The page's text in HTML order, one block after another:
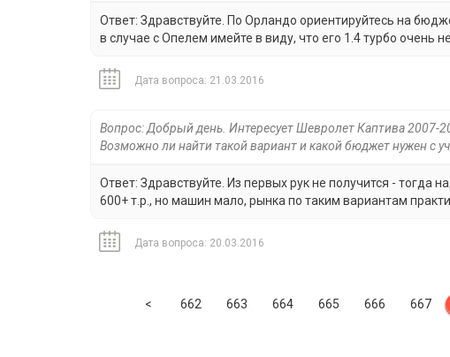
Ответ: Здравствуйте. По Орландо ориентируйтесь на
в случае с Опелем имейте в виду, что его 1.4 турбо очень
Дата вопроса: 21.03.2016
Вопрос: Добрый день. Интересует Шевролет Каптива 2007-
Возможно ли найти такой вариант и какой бюджет нужен с
Ответ: Здравствуйте. Из первых рук не получится -
600+ т.р., но машин мало, рынка по таким вариантам
Дата вопроса: 20.03.2016
< Previous
662 663 664 665 666 667